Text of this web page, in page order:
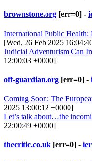
brownstone.org [err=0] -
International Public Health:
[Wed, 26 Feb 2025
Judicial Adventurism Can
12:00:03 +0000]
off-guardian.org [err=0] -
Coming Soon: The
2025 13:00:12 +0000]
Let’s talk about…the
22:00:49 +0000]
thecritic.co.uk [err=0] -